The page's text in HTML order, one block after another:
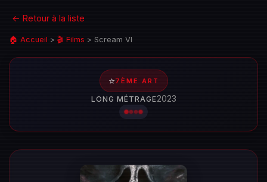
← Retour à la liste
🏠 Accueil > 🎬 Films > Scream VI
⭐7ÈME ART
LONG MÉTRAGE2023